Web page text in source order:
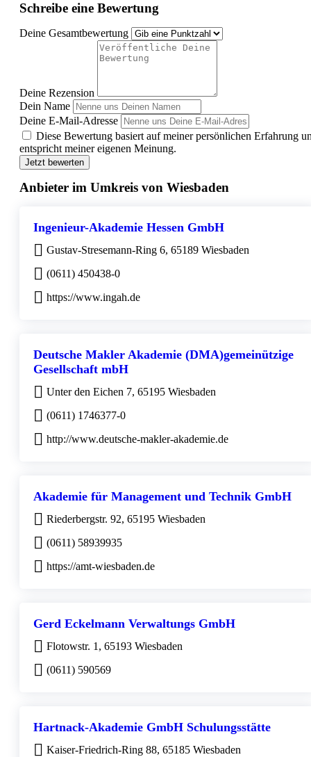
Schreibe eine Bewertung
Deine Gesamtbewertung
Deine Rezension
Dein Name
Deine E-Mail-Adresse
Diese Bewertung basiert auf meiner persönlichen Erfahrung
entspricht meiner eigenen Meinung.
Jetzt bewerten
Anbieter im Umkreis von Wiesbaden
Ingenieur-Akademie Hessen GmbH
Gustav-Stresemann-Ring 6, 65189 Wiesbaden
(0611) 450438-0
https://www.ingah.de
Deutsche Makler Akademie (DMA)gemeinützige
Gesellschaft mbH
Unter den Eichen 7, 65195 Wiesbaden
(0611) 1746377-0
http://www.deutsche-makler-akademie.de
Akademie für Management und Technik GmbH
Riederbergstr. 92, 65195 Wiesbaden
(0611) 58939935
https://amt-wiesbaden.de
Gerd Eckelmann Verwaltungs GmbH
Flotowstr. 1, 65193 Wiesbaden
(0611) 590569
Hartnack-Akademie GmbH Schulungsstätte
Kaiser-Friedrich-Ring 88, 65185 Wiesbaden